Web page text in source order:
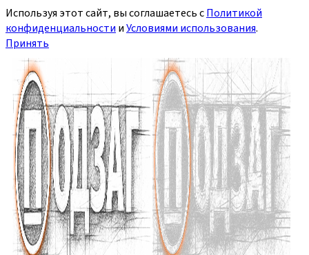
Используя этот сайт, вы соглашаетесь сПолитикой
конфиденциальности иУсловиями использования.
Принять